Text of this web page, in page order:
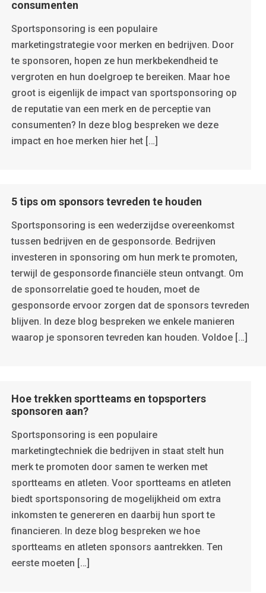
consumenten
Sportsponsoring is een populaire
marketingstrategie voor merken en bedrijven. Door
te sponsoren, hopen ze hun merkbekendheid te
vergroten en hun doelgroep te bereiken. Maar hoe
groot is eigenlijk de impact van sportsponsoring op
de reputatie van een merk en de perceptie van
consumenten? In deze blog bespreken we deze
impact en hoe merken hier het […]
5 tips om sponsors tevreden te houden
Sportsponsoring is een wederzijdse overeenkomst
tussen bedrijven en de gesponsorde. Bedrijven
investeren in sponsoring om hun merk te promoten,
terwijl de gesponsorde financiële steun ontvangt. Om
de sponsorrelatie goed te houden, moet de
gesponsorde ervoor zorgen dat de sponsors tevreden
blijven. In deze blog bespreken we enkele manieren
waarop je sponsoren tevreden kan houden. Voldoe […]
Hoe trekken sportteams en topsporters
sponsoren aan?
Sportsponsoring is een populaire
marketingtechniek die bedrijven in staat stelt hun
merk te promoten door samen te werken met
sportteams en atleten. Voor sportteams en atleten
biedt sportsponsoring de mogelijkheid om extra
inkomsten te genereren en daarbij hun sport te
financieren. In deze blog bespreken we hoe
sportteams en atleten sponsors aantrekken. Ten
eerste moeten […]